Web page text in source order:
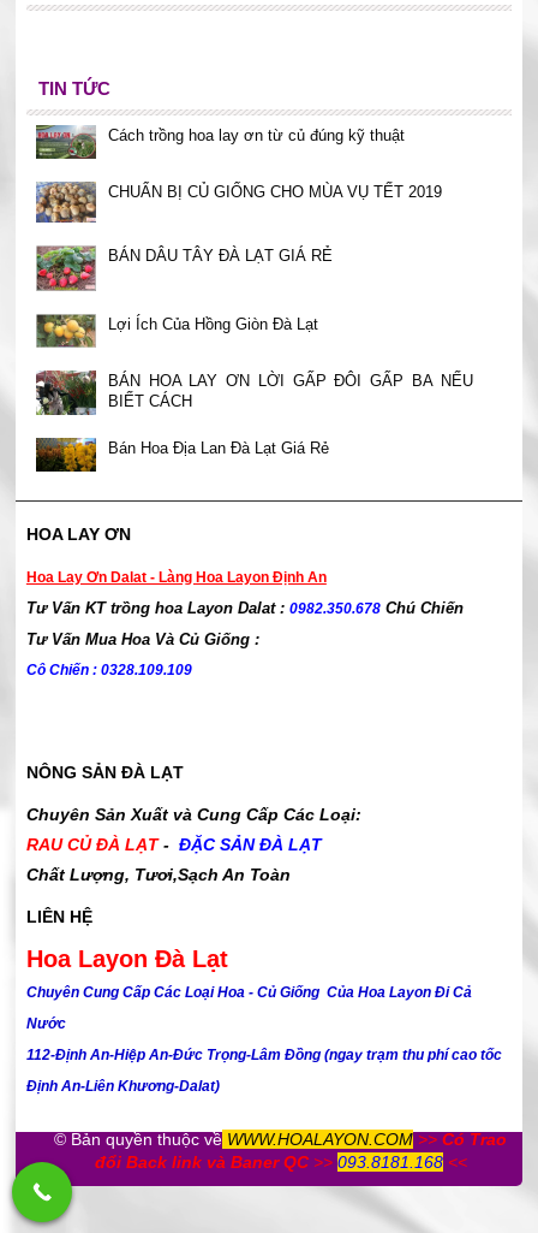
TIN TỨC
Cách trồng hoa lay ơn từ củ đúng kỹ thuật
CHUẨN BỊ CỦ GIỐNG CHO MÙA VỤ TẾT 2019
BÁN DÂU TÂY ĐÀ LẠT GIÁ RẺ
Lợi Ích Của Hồng Giòn Đà Lạt
BÁN HOA LAY ƠN LỜI GẤP ĐÔI GẤP BA NẾU
BIẾT CÁCH
Bán Hoa Địa Lan Đà Lạt Giá Rẻ
HOA LAY ƠN
Hoa Lay Ơn Dalat - Làng Hoa Layon Định An
Tư Vấn KT trồng hoa Layon Dalat : 0982.350.678Chú Chiến
Tư Vấn Mua Hoa Và Củ Giống :
Cô Chiến : 0328.109.109
NÔNG SẢN ĐÀ LẠT
Chuyên Sản Xuất và Cung Cấp Các Loại:
RAU CỦ ĐÀ LẠT- ĐẶC SẢN ĐÀ LẠT
Chất Lượng, Tươi,Sạch An Toàn
LIÊN HỆ
Hoa Layon Đà Lạt
Chuyên Cung Cấp Các Loại Hoa - Củ Giống Của Hoa Layon Đi Cả
Nước
112-Định An-Hiệp An-Đức Trọng-Lâm Đồng (ngay trạm thu phí cao tốc
Định An-Liên Khương-Dalat)
© Bản quyền thuộc về WWW.HOALAYON.COM >>Có Trao
đổi Back link và Baner QC>> 093.8181.168<<